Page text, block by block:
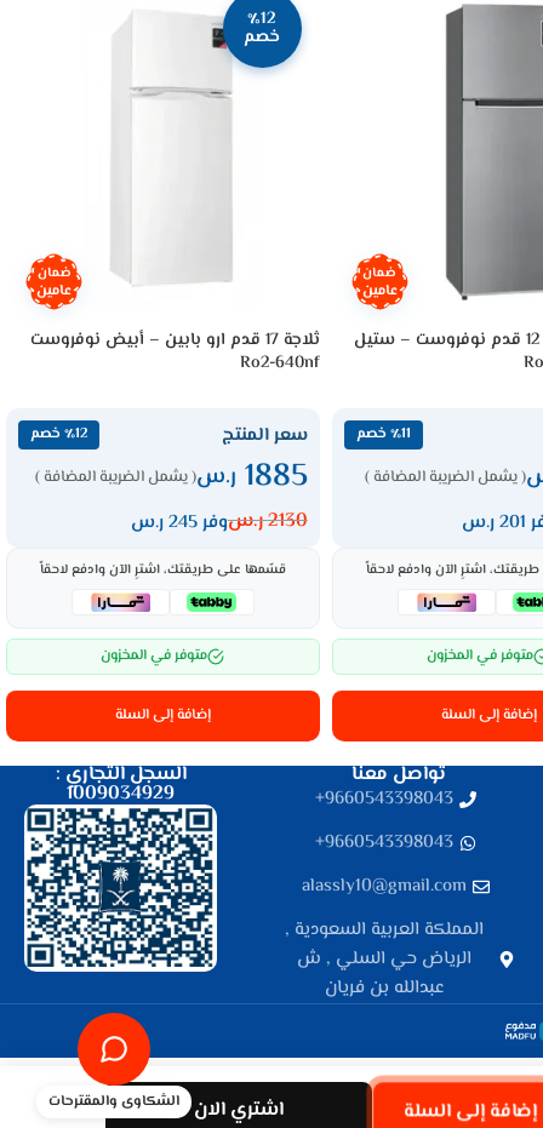
ضمان
عامين
ثلاجة ارو بابين 12 قدم نوفروست – ستيل
٪11 خصم
( يشمل الضريبة المضافة )
ر.س
اشترِ الآن وادفع لاحقاً
متوفر في المخزون
إضافة إلى السلة
٪12
خصم
ضمان
عامين
ثلاجة 17 قدم ارو بابين – أبيض نوفروست
Ro2-640nf
سعر المنتج ٪12 خصم
1885 ر.س( يشمل الضريبة المضافة )
2130ر.سوفر 245 ر.س
قسّمها على طريقتك، اشترِ الآن وادفع لاحقاً
متوفر في المخزون
إضافة إلى السلة
تواصل معنا
9660543398043⁩+
9660543398043⁩+
alassly10@gmail.com
المملكة العربية السعودية ,
الرياض حي السلي , ش
عبدالله بن فريان
السجل التجاري :
1009034929
إضافة إلى السلة اشتري الان الشكاوى والمقترحات